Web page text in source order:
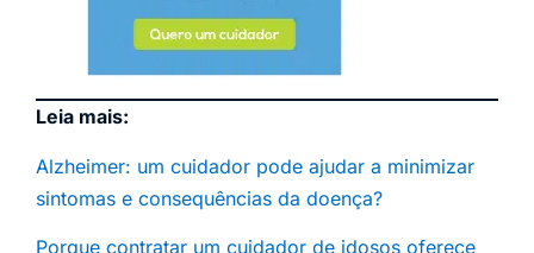
Leia mais:
Alzheimer: um cuidador pode ajudar a minimizar
sintomas e consequências da doença?
Porque contratar um cuidador de idosos oferece